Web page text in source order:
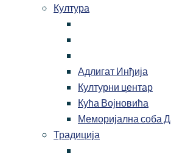
Култура
Адлигат Инђија
Културни центар
Кућа Војновића
Меморијална соба
Традиција